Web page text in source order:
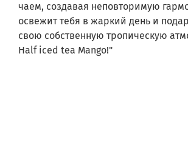
чаем, создавая неповторимую
освежит тебя в жаркий день и
свою собственную тропическую
Half iced tea Mango!"